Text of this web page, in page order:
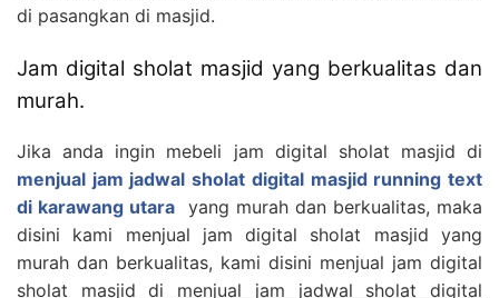
di pasangkan di masjid.
Jam digital sholat masjid yang berkualitas dan
murah.
Jika anda ingin mebeli jam digital sholat masjid di
menjual jam jadwal sholat digital masjid running text
di karawang utara yang murah dan berkualitas, maka
disini kami menjual jam digital sholat masjid yang
murah dan berkualitas, kami disini menjual jam digital
sholat masjid di menjual jam jadwal sholat digital